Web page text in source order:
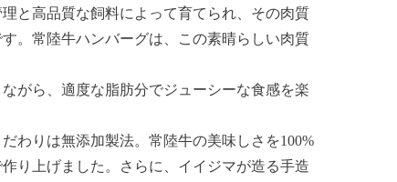
と高品質な飼料によって育てられ、その肉質
。常陸牛ハンバーグは、この素晴らしい肉質
がら、適度な脂肪分でジューシーな食感を楽
わりは無添加製法。常陸牛の美味しさを100%
り上げました。さらに、イイジマが造る手造